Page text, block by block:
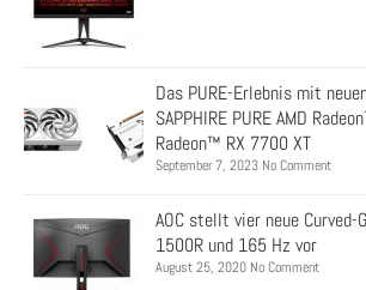
Das PURE-Erlebnis mit
SAPPHIRE PURE AMD
Radeon™ RX 7700 XT
September 7, 2023 No Comment
AOC stellt vier neue
1500R und 165 Hz vor
August 25, 2020 No Comment